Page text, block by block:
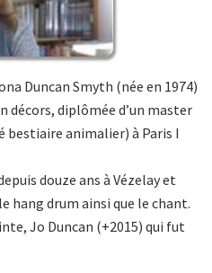
Duncan Smyth (née en 1974)
diplômée d’un master
bestiaire animalier) à Paris I
douze ans à Vézelay et
hang drum ainsi que le chant.
Jo Duncan (+2015) qui fut